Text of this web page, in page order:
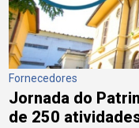
Fornecedores
Jornada do
de 250